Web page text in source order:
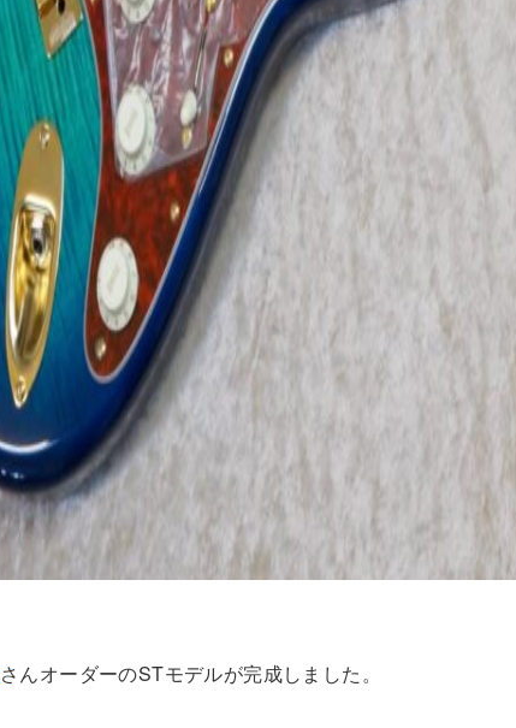
さんオーダーのSTモデルが完成しました。